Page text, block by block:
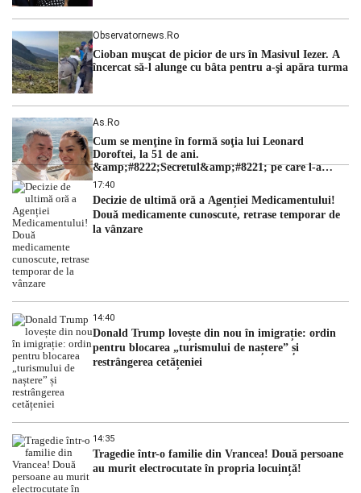
Observatornews.ro
Cioban muşcat de picior de urs în Masivul Iezer. A
încercat să-l alunge cu bâta pentru a-şi apăra turma
As.ro
Cum se menţine în formă soţia lui Leonard
Doroftei, la 51 de ani.
&amp;#8222;Secretul&amp;#8221; pe care l-a
dezvăluit
17:40
Decizie de ultimă oră a Agenției Medicamentului!
Două medicamente cunoscute, retrase temporar de
la vânzare
14:40
Donald Trump lovește din nou în imigrație: ordin
pentru blocarea „turismului de naștere” și
restrângerea cetățeniei
14:35
Tragedie într-o familie din Vrancea! Două persoane
au murit electrocutate în propria locuință!